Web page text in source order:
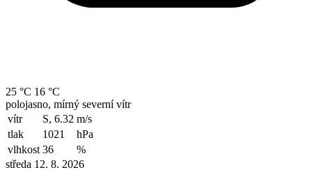
25 °C 16 °C
polojasno, mírný severní vítr
vítr
S, 6.32 m/s
tlak
1021
hPa
vlhkost 36
%
středa 12. 8. 2026